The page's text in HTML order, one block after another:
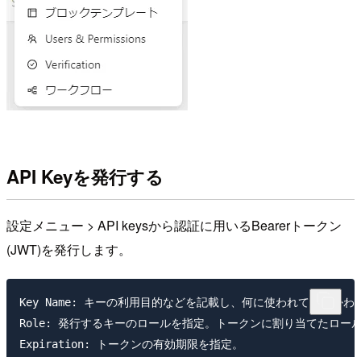
API Keyを発行する
設定メニュー > API keysから認証に用いるBearerトークン
(JWT)を発行します。
Key Name: キーの利用目的などを記載し、何に使われているかわ
Role: 発行するキーのロールを指定。トークンに割り当てたロー